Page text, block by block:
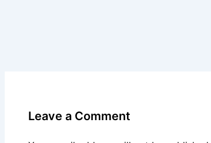
Leave a Comment